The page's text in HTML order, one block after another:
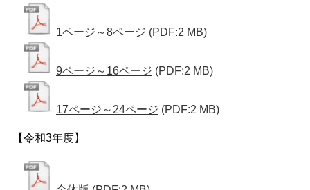
1ページ～8ページ (PDF:2 MB)
9ページ～16ページ (PDF:2 MB)
17ページ～24ページ (PDF:2 MB)
【令和3年度】